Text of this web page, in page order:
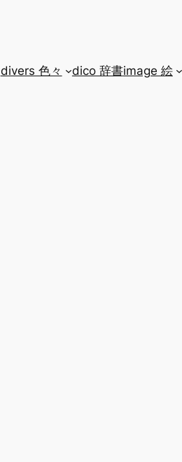
divers 色々 dico 辞書image 絵